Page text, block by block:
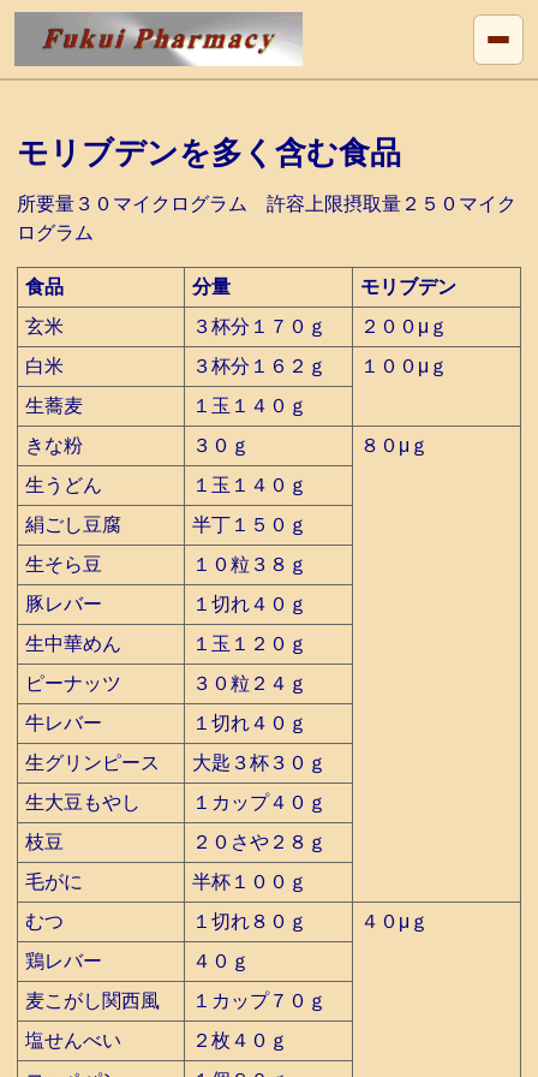
モリブデンを多く含む食品
所要量３０マイクログラム 許容上限摂取量２５０マイク
ログラム
食品 分量
モリブデン
玄米
３杯分１７０ｇ
２００μｇ
白米
３杯分１６２ｇ
１００μｇ
生蕎麦
１玉１４０ｇ
きな粉
３０ｇ
８０μｇ
生うどん
１玉１４０ｇ
絹ごし豆腐
半丁１５０ｇ
生そら豆
１０粒３８ｇ
豚レバー
１切れ４０ｇ
生中華めん
１玉１２０ｇ
ピーナッツ
３０粒２４ｇ
牛レバー
１切れ４０ｇ
生グリンピース
大匙３杯３０ｇ
生大豆もやし
１カップ４０ｇ
枝豆
２０さや２８ｇ
毛がに
半杯１００ｇ
むつ
１切れ８０ｇ
４０μｇ
鶏レバー
４０ｇ
麦こがし関西風
１カップ７０ｇ
塩せんべい
２枚４０ｇ